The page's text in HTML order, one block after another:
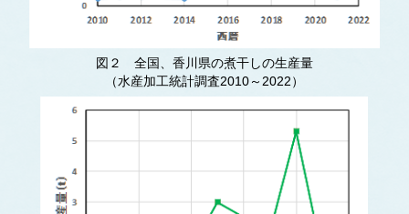
図２ 全国、香川県の煮干しの生産量
（水産加工統計調査2010～2022）